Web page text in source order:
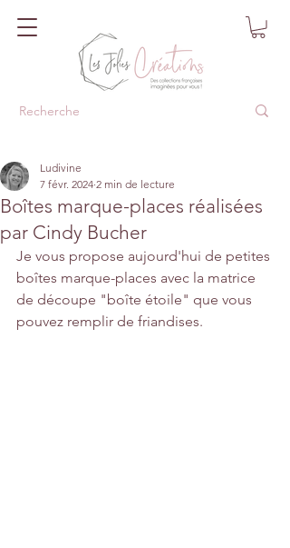
Boîtes marque-places réalisées
par Cindy Bucher
Ludivine
7 févr. 2024 2 min de lecture
Je vous propose aujourd'hui de petites
boîtes marque-places avec la matrice
de découpe "boîte étoile" que vous
pouvez remplir de friandises.